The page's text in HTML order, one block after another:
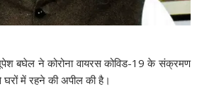
बघेल ने कोरोना वायरस कोविड-19 के संक्रमण
घरों में रहने की अपील की है।